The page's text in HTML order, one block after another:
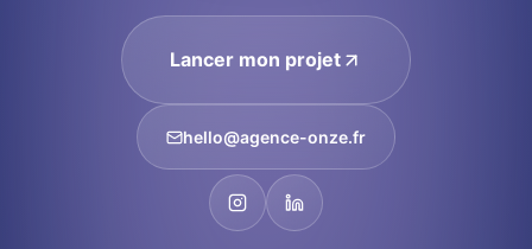
Lancer mon projet
hello@agence-onze.fr